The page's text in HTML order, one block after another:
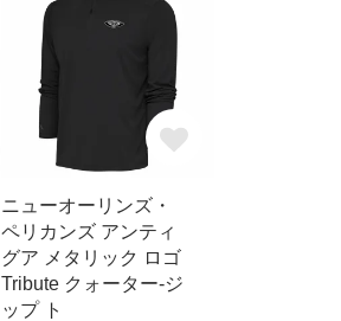
ニューオーリンズ・
ペリカンズ アンティ
グア メタリック ロゴ
Tribute クォーター-ジ
ップ ト